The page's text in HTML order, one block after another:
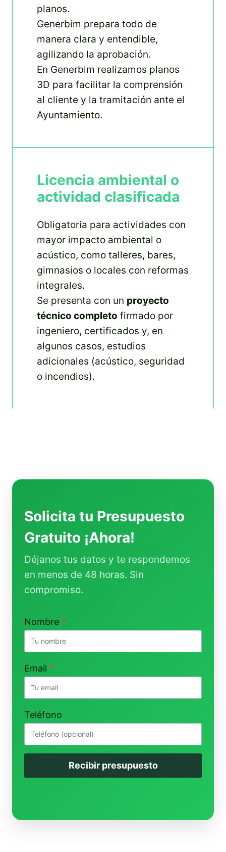
planos.
Generbim prepara todo de
manera clara y entendible,
agilizando la aprobación.
En Generbim realizamos planos
3D para facilitar la comprensión
al cliente y la tramitación ante el
Ayuntamiento.
Licencia ambiental o
actividad clasificada
Obligatoria para actividades con
mayor impacto ambiental o
acústico, como talleres, bares,
gimnasios o locales con reformas
integrales.
Se presenta con un proyecto
técnico completo firmado por
ingeniero, certificados y, en
algunos casos, estudios
adicionales (acústico, seguridad
o incendios).
Solicita tu Presupuesto
Gratuito ¡Ahora!
Déjanos tus datos y te respondemos
en menos de 48 horas. Sin
compromiso.
Nombre *
Email *
Teléfono
Recibir presupuesto